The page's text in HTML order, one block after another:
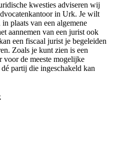
kwesties adviseren wij
in Urk. Je wilt
plaats van een algemene
aannemen van een jurist ook
een fiscaal jurist je begeleiden
Zoals je kunt zien is een
voor de meeste mogelijke
partij die ingeschakeld kan